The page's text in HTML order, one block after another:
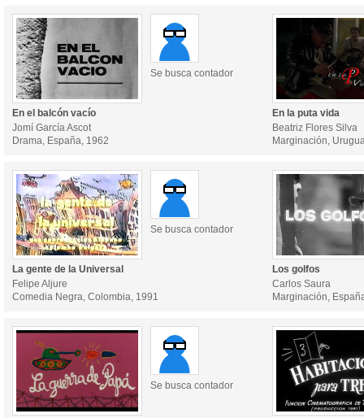
Se busca contador
En el balcón vacío
Jomí García Ascot
Drama, España, 1962
En la puta vida
Beatriz Flores Silva
Marginación,
Se busca contador
La gente de la Universal
Felipe Aljure
Comedia Negra, Colombia, 1991
Los golfos
Carlos Saura
Marginación,
Se busca contador